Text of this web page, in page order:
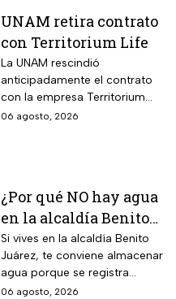
UNAM retira contrato
con Territorium Life
La UNAM rescindió
anticipadamente el contrato
con la empresa Territorium
Life, encargada del examen
06 agosto, 2026
¿Por qué NO hay agua
en la alcaldía Benito
Juárez? Lista de
colonias afectadas
hasta el viernes
Si vives en la alcaldía Benito
Juárez, te conviene almacenar
agua porque se registra
suspensión del suministro por
06 agosto, 2026